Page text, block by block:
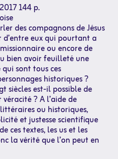
144 p.
des compagnons de Jésus
eux qui pourtant a
ou encore de
bien avoir feuilleté une
sont tous ces
historiques ?
siècles est-il possible de
? A l’aide de
ou historiques,
et justesse scientifique
ces textes, les us et les
la vérité que l’on peut en